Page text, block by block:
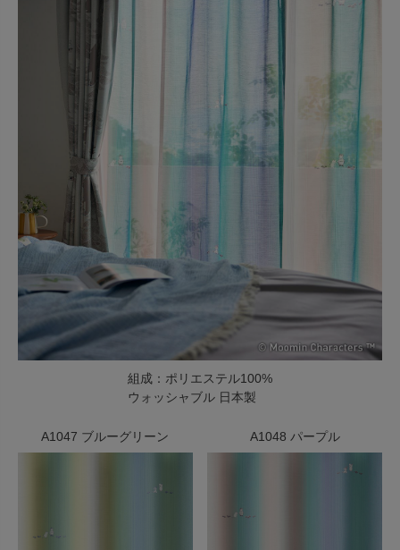
組成：ポリエステル100%
ウォッシャブル 日本製
A1047 ブルーグリーン A1048 パープル